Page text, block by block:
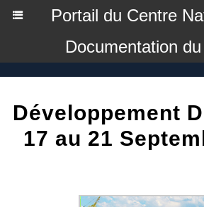
Portail du Centre
Documentation
Développement
17 au 21